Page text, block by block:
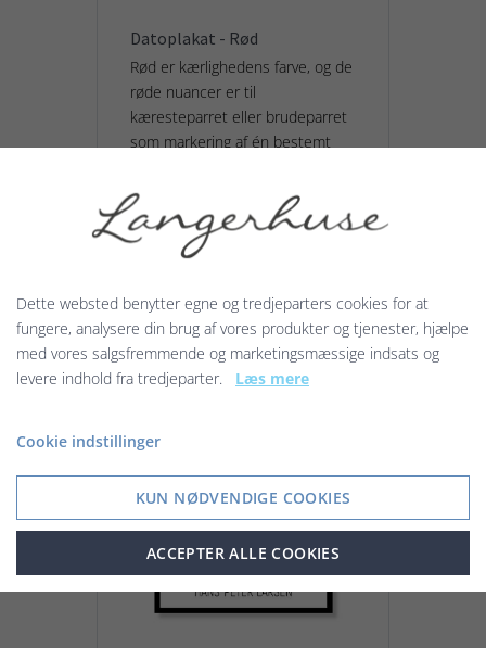
Datoplakat - Rød
Rød er kærlighedens farve, og de
røde nuancer er til
kæresteparret eller brudeparret
som markering af én bestemt
229,00 kr.
Dette websted benytter egne og tredjeparters cookies for at
fungere, analysere din brug af vores produkter og tjenester, hjælpe
med vores salgsfremmende og marketingsmæssige indsats og
levere indhold fra tredjeparter. Læs mere
Cookie indstillinger
KUN NØDVENDIGE COOKIES
ACCEPTER ALLE COOKIES